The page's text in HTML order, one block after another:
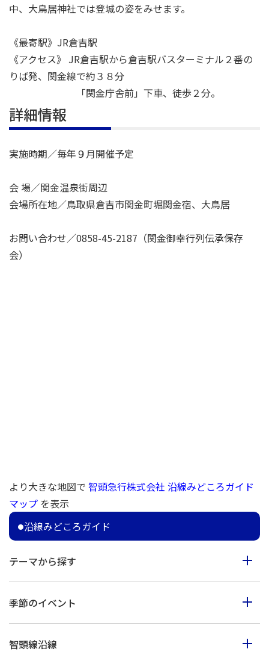
中、大鳥居神社では登城の姿をみせます。
《最寄駅》JR倉吉駅
《アクセス》 JR倉吉駅から倉吉駅バスターミナル２番の
りば発、関金線で約３８分
「関金庁舎前」下車、徒歩２分。
詳細情報
実施時期／毎年９月開催予定
会 場／関金温泉街周辺
会場所在地／鳥取県倉吉市関金町堀関金宿、大鳥居
お問い合わせ／0858-45-2187（関金御幸行列伝承保存
会）
より大きな地図で 智頭急行株式会社 沿線みどころガイド
マップ を表示
沿線みどころガイド
テーマから探す
歩く
季節のイベント
智頭線沿線